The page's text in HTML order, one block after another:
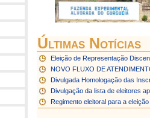
Últimas Notícias
Eleição de Representação
NOVO FLUXO DE
Divulgada Homologação das
Divulgação da lista de eleitores
Regimento eleitoral para a